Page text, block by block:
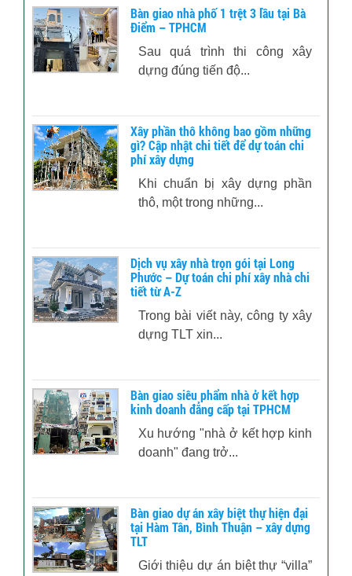
Bàn giao nhà phố 1 trệt 3 lầu tại Bà
Điểm – TPHCM
Sau quá trình thi công xây
dựng đúng tiến độ...
Xây phần thô không bao gồm những
gì? Cập nhật chi tiết để dự toán chi
phí xây dựng
Khi chuẩn bị xây dựng phần
thô, một trong những...
Dịch vụ xây nhà trọn gói tại Long
Phước – Dự toán chi phí xây nhà chi
tiết từ A-Z
Trong bài viết này, công ty xây
dựng TLT xin...
Bàn giao siêu phẩm nhà ở kết hợp
kinh doanh đẳng cấp tại TPHCM
Xu hướng "nhà ở kết hợp kinh
doanh" đang trở...
Bàn giao dự án xây biệt thự hiện đại
tại Hàm Tân, Bình Thuận – xây dựng
TLT
Giới thiệu dự án biệt thự “villa”